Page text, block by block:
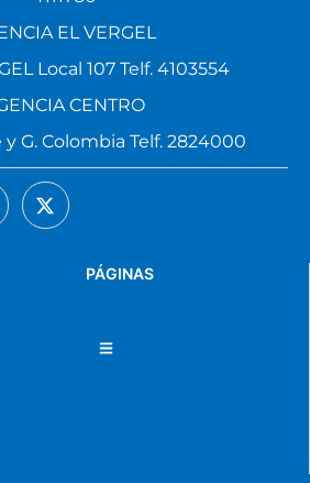
PÁGINAS
EL VERGEL
Local 107 Telf. 4103554
CENTRO
G. Colombia Telf. 2824000